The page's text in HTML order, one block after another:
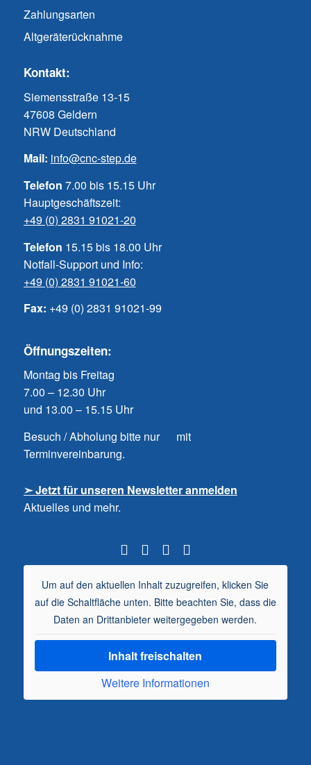
Zahlungsarten
Altgeräterücknahme
Kontakt:
Siemensstraße 13-15
47608 Geldern
NRW Deutschland
Mail: info@cnc-step.de
Telefon 7.00 bis 15.15 Uhr
Hauptgeschäftszeit:
+49 (0) 2831 91021-20
Telefon 15.15 bis 18.00 Uhr
Notfall-Support und Info:
+49 (0) 2831 91021-60
Fax: +49 (0) 2831 91021-99
Öffnungszeiten:
Montag bis Freitag
7.00 – 12.30 Uhr
und 13.00 – 15.15 Uhr
Besuch / Abholung bitte nur mit
Terminvereinbarung.
➣ Jetzt für unseren Newsletter anmelden
Aktuelles und mehr.
Um auf den aktuellen Inhalt zuzugreifen, klicken Sie
auf die Schaltfläche unten. Bitte beachten Sie, dass die
Daten an Drittanbieter weitergegeben werden.
Inhalt freischalten
Weitere Informationen